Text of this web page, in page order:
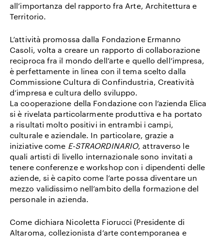
all’importanza del rapporto fra Arte, Architettura e
Territorio.
L’attività promossa dalla Fondazione Ermanno
Casoli, volta a creare un rapporto di collaborazione
reciproca fra il mondo dell’arte e quello dell’impresa,
è perfettamente in linea con il tema scelto dalla
Commissione Cultura di Confindustria, Creatività
d’impresa e cultura dello sviluppo.
La cooperazione della Fondazione con l’azienda Elica
si è rivelata particolarmente produttiva e ha portato
a risultati molto positivi in entrambi i campi,
culturale e aziendale. In particolare, grazie a
iniziative come E-STRAORDINARIO, attraverso le
quali artisti di livello internazionale sono invitati a
tenere conferenze e workshop con i dipendenti delle
aziende, si è capito come l’arte possa diventare un
mezzo validissimo nell’ambito della formazione del
personale in azienda.
Come dichiara Nicoletta Fiorucci (Presidente di
Altaroma, collezionista d’arte contemporanea e